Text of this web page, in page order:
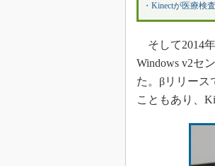
・Kinectが医療検
そして2014
Windows v2セ
た。βリリース
こともあり、